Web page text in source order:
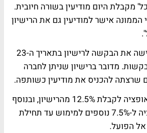
מקבלת היום מודיעין בשורה חיובית.
אישר למודיעין גם את הרישיון
שותפות מודיעין הגישה את הבקשה לרישיון בתאריך ה-23
מדובר ברישיון שניתן לחברה
שרצתה להכניס את מודיעין כשותפה.
המפעילה נתנה לה אופציה לקבלת 12.5% מהרישיון, ובנוסף
נתנה למודיעין אופציה ל-7.5% נוספים למימוש עד תחילת
אל הפועל.